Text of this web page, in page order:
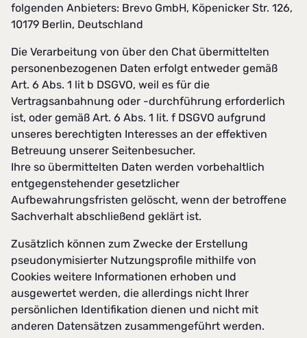
folgenden Anbieters: Brevo GmbH, Köpenicker Str. 126,
10179 Berlin, Deutschland
Die Verarbeitung von über den Chat übermittelten
personenbezogenen Daten erfolgt entweder gemäß
Art. 6 Abs. 1 lit b DSGVO, weil es für die
Vertragsanbahnung oder -durchführung erforderlich
ist, oder gemäß Art. 6 Abs. 1 lit. f DSGVO aufgrund
unseres berechtigten Interesses an der effektiven
Betreuung unserer Seitenbesucher.
Ihre so übermittelten Daten werden vorbehaltlich
entgegenstehender gesetzlicher
Aufbewahrungsfristen gelöscht, wenn der betroffene
Sachverhalt abschließend geklärt ist.
Zusätzlich können zum Zwecke der Erstellung
pseudonymisierter Nutzungsprofile mithilfe von
Cookies weitere Informationen erhoben und
ausgewertet werden, die allerdings nicht Ihrer
persönlichen Identifikation dienen und nicht mit
anderen Datensätzen zusammengeführt werden.